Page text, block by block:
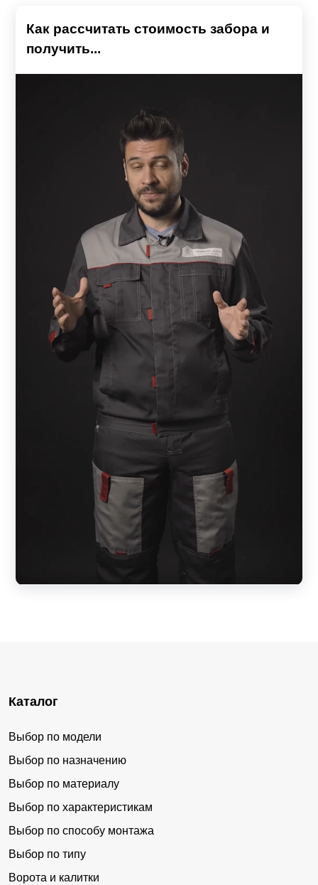
Как рассчитать стоимость забора и
получить...
Каталог
Выбор по модели
Выбор по назначению
Выбор по материалу
Выбор по характеристикам
Выбор по способу монтажа
Выбор по типу
Ворота и калитки